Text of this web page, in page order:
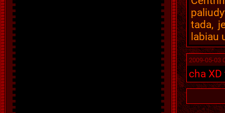
tada,
labiau
2009-05-03
cha